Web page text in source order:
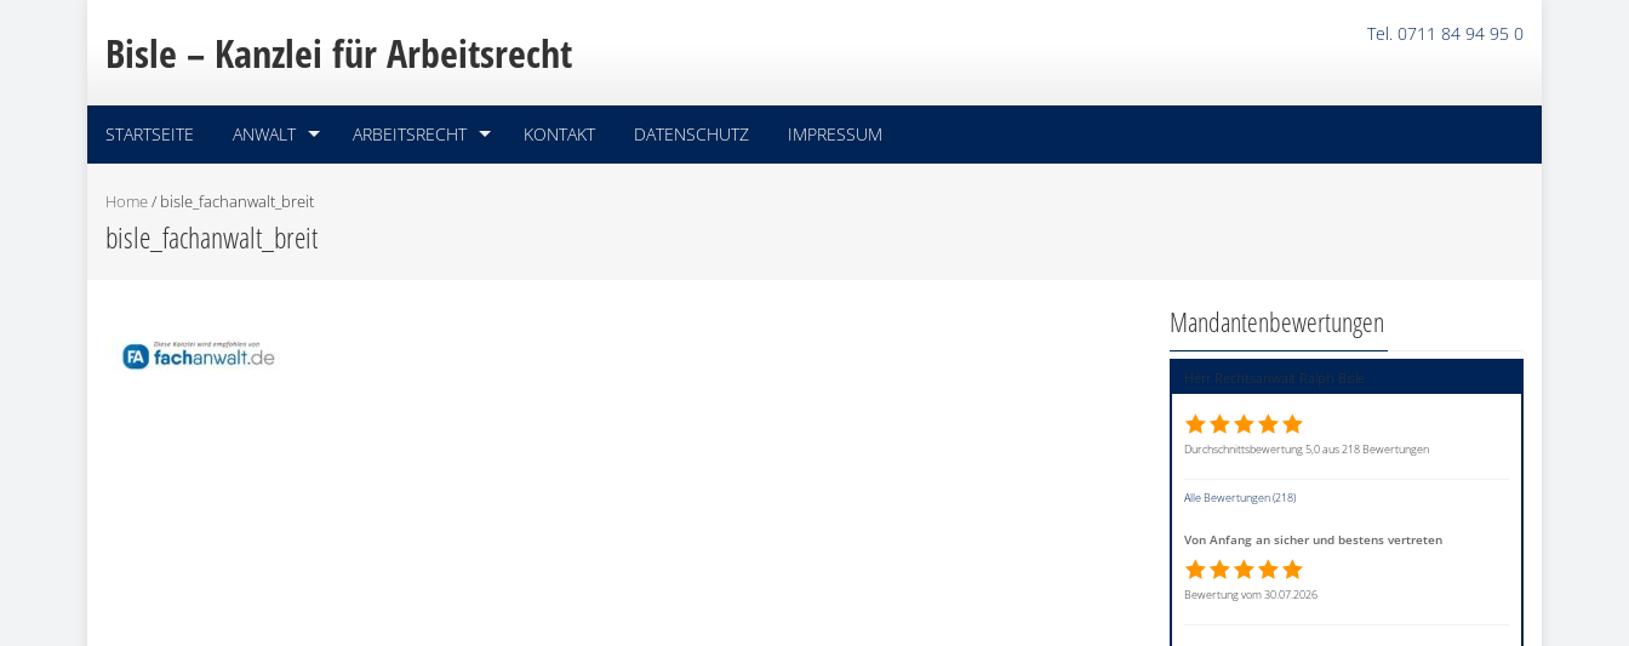
Bisle – Kanzlei für Arbeitsrecht Tel. 0711 84 94 95 0
STARTSEITE ANWALT ARBEITSRECHT KONTAKT DATENSCHUTZ IMPRESSUM
Home/ bisle_fachanwalt_breit
bisle_fachanwalt_breit
Mandantenbewertungen
Herr Rechtsanwalt Ralph Bisle
Durchschnittsbewertung 5,0 aus 218 Bewertungen
Alle Bewertungen (218)
Von Anfang an sicher und bestens vertreten
Bewertung vom 30.07.2026